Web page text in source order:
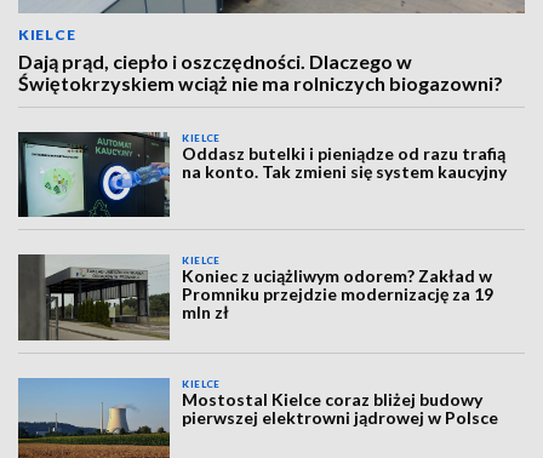
KIELCE
Dają prąd, ciepło i oszczędności. Dlaczego w
Świętokrzyskiem wciąż nie ma rolniczych biogazowni?
KIELCE
Oddasz butelki i pieniądze od razu trafią
na konto. Tak zmieni się system kaucyjny
KIELCE
Koniec z uciążliwym odorem? Zakład w
Promniku przejdzie modernizację za 19
mln zł
KIELCE
Mostostal Kielce coraz bliżej budowy
pierwszej elektrowni jądrowej w Polsce